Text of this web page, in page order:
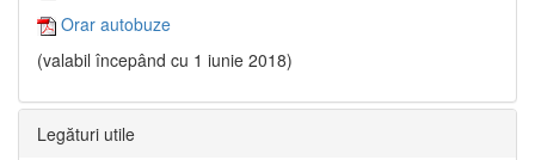
Orar autobuze
(valabil începând cu 1 iunie 2018)
Legături utile